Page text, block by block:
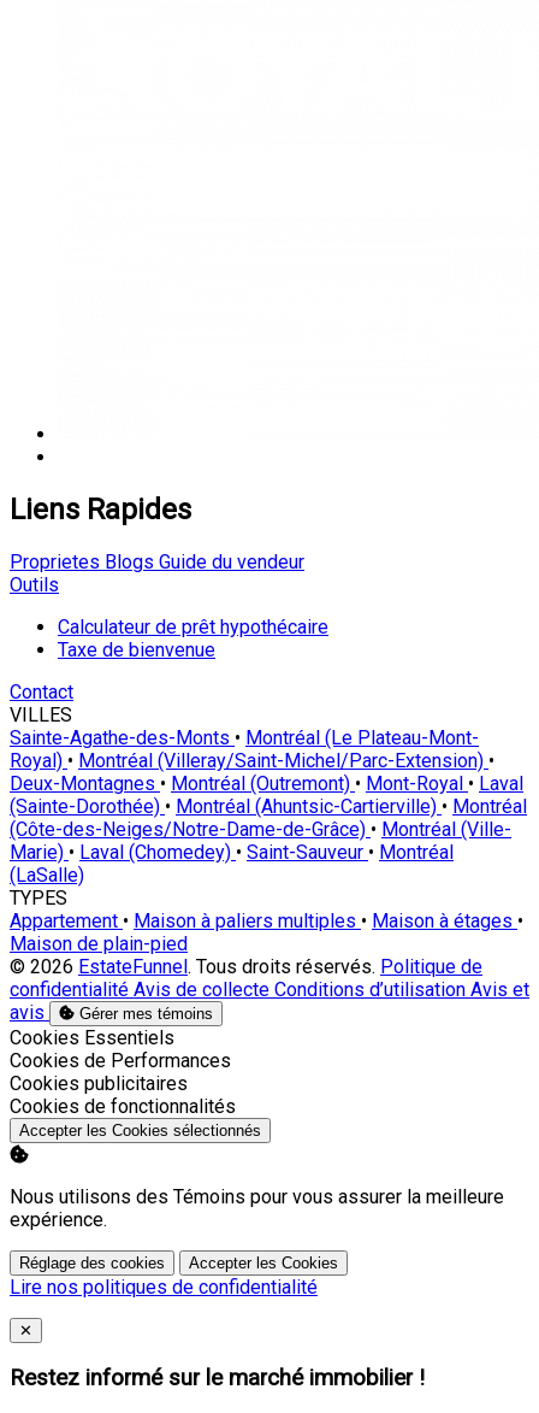
Liens Rapides
Proprietes Blogs Guide du vendeur
Outils
Calculateur de prêt hypothécaire
Taxe de bienvenue
Contact
VILLES
Sainte-Agathe-des-Monts • Montréal (Le Plateau-Mont-
Royal) • Montréal (Villeray/Saint-Michel/Parc-Extension) •
Deux-Montagnes • Montréal (Outremont) • Mont-Royal • Laval
(Sainte-Dorothée) • Montréal (Ahuntsic-Cartierville) • Montréal
(Côte-des-Neiges/Notre-Dame-de-Grâce) • Montréal (Ville-
Marie) • Laval (Chomedey) • Saint-Sauveur • Montréal
(LaSalle)
TYPES
Appartement • Maison à paliers multiples • Maison à étages •
Maison de plain-pied
© 2026 EstateFunnel. Tous droits réservés. Politique de
confidentialité Avis de collecte Conditions d’utilisation Avis et
avis
Gérer mes témoins
Activer
Cookies Essentiels
Activer
Cookies de Performances
Activer
Cookies publicitaires
Activer
Cookies de fonctionnalités
Accepter les Cookies sélectionnés
Nous utilisons des Témoins pour vous assurer la meilleure
expérience.
Réglage des cookies Accepter les Cookies
Lire nos politiques de confidentialité
Close
✕
Restez informé sur le marché immobilier !